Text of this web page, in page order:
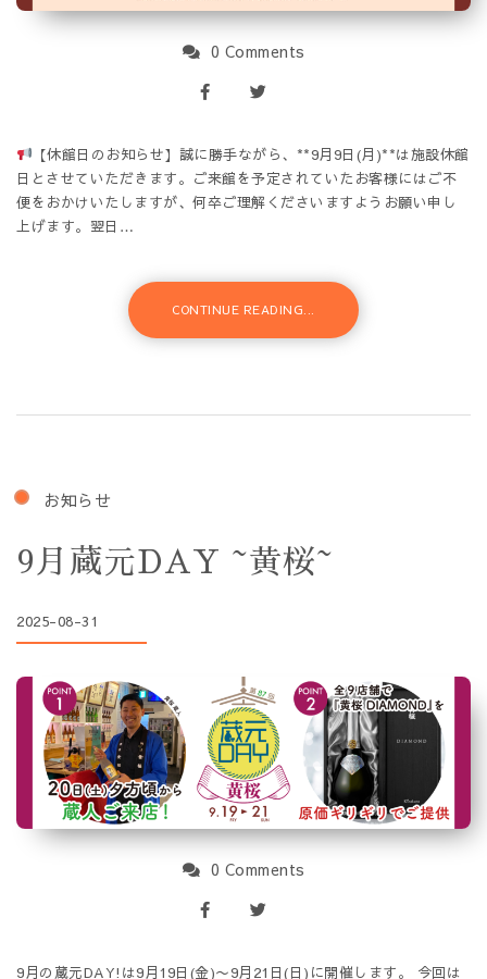
0 Comments
【休館日のお知らせ】誠に勝手ながら、**9月9日(月)**は施設休館
日とさせていただきます。ご来館を予定されていたお客様にはご不
便をおかけいたしますが、何卒ご理解くださいますようお願い申し
上げます。翌日…
CONTINUE READING...
お知らせ
9月蔵元DAY ~黄桜~
2025-08-31
0 Comments
9月の蔵元DAY!は9月19日(金)〜9月21日(日)に開催します。 今回は